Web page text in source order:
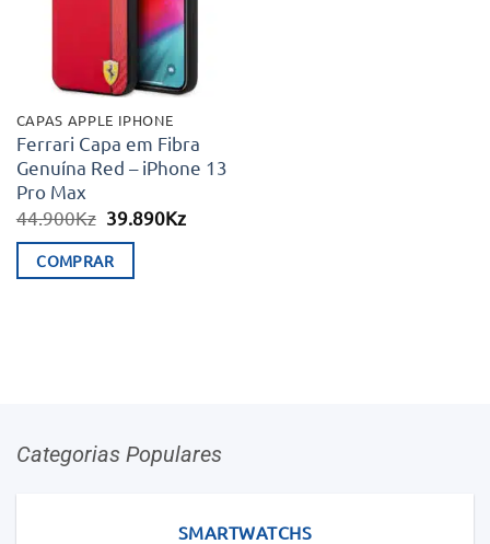
CAPAS APPLE IPHONE
Ferrari Capa em Fibra
Genuína Red – iPhone 13
Pro Max
44.900Kz O
original
era:
39.890KzO
COMPRAR
Categorias Populares
SMARTWATCHS